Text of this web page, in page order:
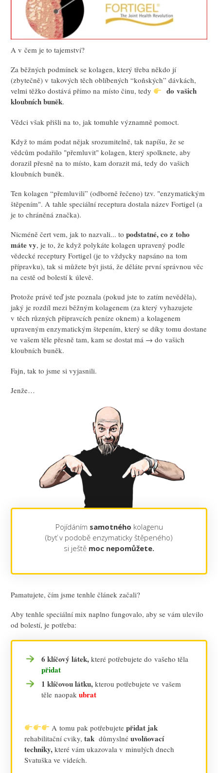
A v čem je to tajemství?
Za běžných podmínek se kolagen, který třeba někdo jí
(zbytečně) v takových těch oblíbených “koňských” dávkách,
velmi těžko dostává přímo na místo činu, tedy
do vašich
kloubních buněk.
Vědci však přišli na to, jak tomuhle významně pomoct.
Když to mám podat nějak srozumitelně, tak napíšu, že se
vědcům podařilo "přemluvit" kolagen, který spolknete, aby
dorazil přesně na to místo, kam dorazit má, tedy do vašich
kloubních buněk.
Ten kolagen “přemluvili” (odborně řečeno) tzv. "enzymatickým
štěpením". A tahle speciální receptura dostala název Fortigel (a
je to chráněná značka).
Nicméně čert vem, jak to nazvali... topodstatné, co z toho
máte vy, je to, že když polykáte kolagen upravený podle
vědecké receptury Fortigel (je to vždycky napsáno na tom
přípravku), tak si můžete být jistá, že děláte první správnou věc
na cestě od bolestí k úlevě.
Protože právě teď jste poznala (pokud jste to zatím nevěděla),
jaký je rozdíl mezi běžným kolagenem (za který vyhazujete
v těch různých přípravcích peníze oknem) a kolagenem
upraveným enzymatickým štepením, který se díky tomu dostane
ve vašem těle přesně tam, kam se dostat má → do vašich
kloubních buněk.
Fajn, tak to jsme si vyjasnili.
Jenže…
Pojídáním samotného kolagenu
(byť v podobě enzymaticky štěpeného)
si ještě moc nepomůžete.
Pamatujete, čím jsme tenhle článek začali?
Aby tenhle speciální mix naplno fungovalo, aby se vám ulevilo
od bolestí, je potřeba:
6 klíčový látek,které potřebujete do vašeho těla
přidat
1 klíčovou látku,kterou potřebujete ve vašem
těle naopak ubrat
A tomu pak potřebujetepřidat jak
rehabilitační cviky,tak důmyslnéuvolňovací
techniky, které vám ukazovala v minulých dnech
Svatuška ve videích.